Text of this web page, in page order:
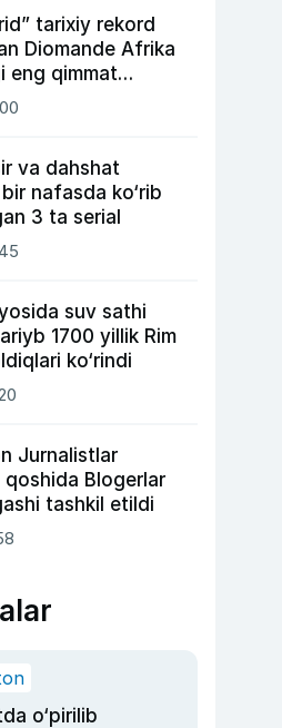
tarixiy rekord
Diomande Afrika
eng qimmat
va dahshat
nafasda ko‘rib
3 ta serial
suv sathi
1700 yillik Rim
ko‘rindi
Jurnalistlar
qoshida Blogerlar
tashkil etildi
o‘pirilib